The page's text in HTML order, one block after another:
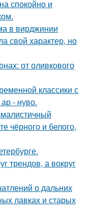
спокойно и
в вирджинии
свой характер, но
от оливкового
классики с
- нуво.
чёрного и белого,
трендов, а вокруг
о дальних
лавках и старых